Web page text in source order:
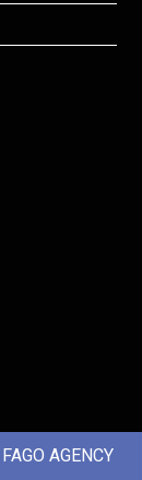
FAGO AGENCY